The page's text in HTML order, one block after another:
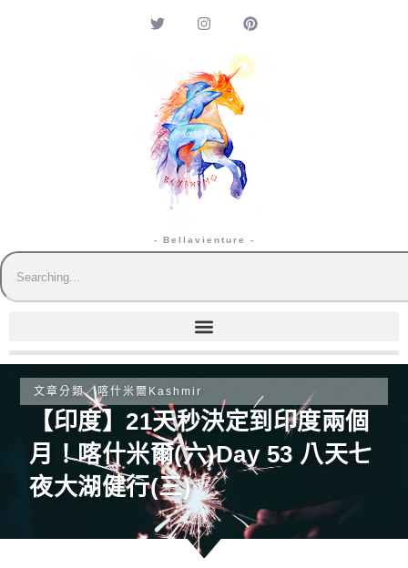
- Bellavienture -
文章分類／喀什米爾Kashmir
【印度】21天秒決定到印度兩個
月！喀什米爾(六)Day 53 八天七
夜大湖健行(三)